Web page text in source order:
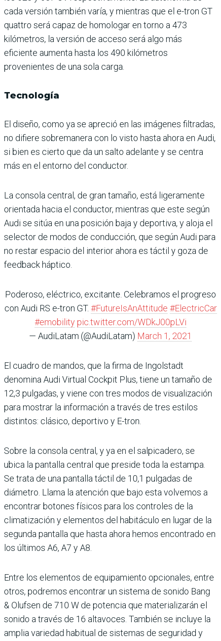
cada versión también varía, y mientras que el e-tron GT
quattro será capaz de homologar en torno a 473
kilómetros, la versión de acceso será algo más
eficiente aumenta hasta los 490 kilómetros
provenientes de una sola carga.
Tecnología
El diseño, como ya se apreció en las imágenes filtradas,
no difiere sobremanera con lo visto hasta ahora en Audi,
si bien es cierto que da un salto adelante y se centra
más en el entorno del conductor.
La consola central, de gran tamaño, está ligeramente
orientada hacia el conductor, mientras que este según
Audi se sitúa en una posición baja y deportiva, y aloja el
selector de modos de conducción, que según Audi para
no restar espacio del interior ahora es táctil y goza de
feedback háptico.
Poderoso, eléctrico, excitante. Celebramos el progreso
con Audi RS e-tron GT. #FutureIsAnAttitude #ElectricCar
#emobility pic.twitter.com/WDkJ00pLVi
— AudiLatam (@AudiLatam) March 1, 2021
El cuadro de mandos, que la firma de Ingolstadt
denomina Audi Virtual Cockpit Plus, tiene un tamaño de
12,3 pulgadas, y viene con tres modos de visualización
para mostrar la información a través de tres estilos
distintos: clásico, deportivo y E-tron.
Sobre la consola central, y ya en el salpicadero, se
ubica la pantalla central que preside toda la estampa.
Se trata de una pantalla táctil de 10,1 pulgadas de
diámetro. Llama la atención que bajo esta volvemos a
encontrar botones físicos para los controles de la
climatización y elementos del habitáculo en lugar de la
segunda pantalla que hasta ahora hemos encontrado en
los últimos A6, A7 y A8.
Entre los elementos de equipamiento opcionales, entre
otros, podremos encontrar un sistema de sonido Bang
& Olufsen de 710 W de potencia que materializarán el
sonido a través de 16 altavoces. También se incluye la
amplia variedad habitual de sistemas de seguridad y